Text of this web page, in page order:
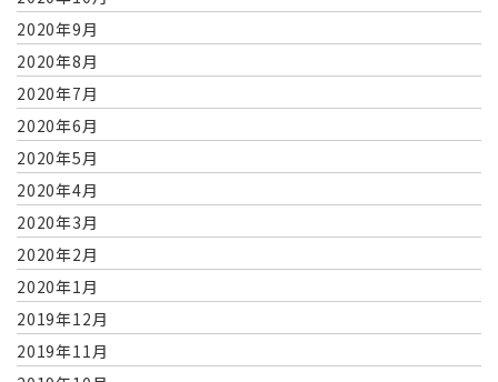
2020年9月
2020年8月
2020年7月
2020年6月
2020年5月
2020年4月
2020年3月
2020年2月
2020年1月
2019年12月
2019年11月